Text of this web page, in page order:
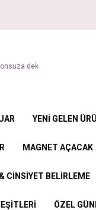
YENİ GELEN
MAGNET AÇACAK
CİNSİYET BELİRLEME
ÖZEL